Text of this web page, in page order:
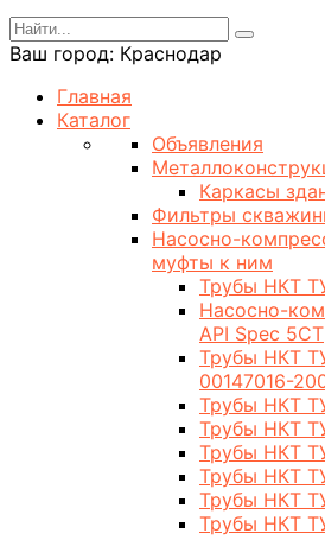
Ваш город: Краснодар
Главная
Каталог
Объявления
Каркасы
Фильтры
Насосно-
муфты к ним
Трубы НКТ
Насосно-
API Spec 5CT
Трубы НКТ
00147016-
Трубы НКТ
Трубы НКТ
Трубы НКТ
Трубы НКТ
Трубы НКТ
Трубы НКТ